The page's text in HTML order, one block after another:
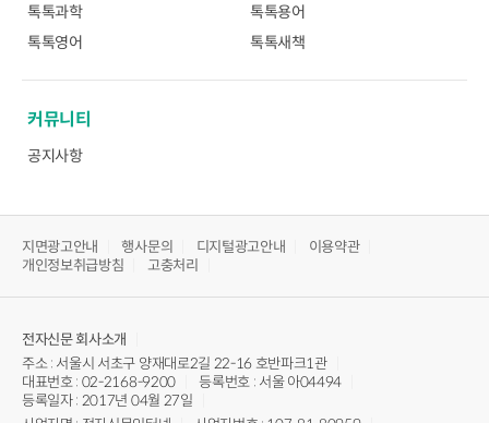
톡톡과학
톡톡용어
톡톡영어
톡톡새책
커뮤니티
공지사항
지면광고안내 행사문의 디지털광고안내
이용약관
개인정보취급방침
고충처리
전자신문회사소개
주소 : 서울시 서초구 양재대로2길 22-16 호반파크1관
대표번호 : 02-2168-9200
등록번호 : 서울 아04494
등록일자 : 2017년 04월 27일